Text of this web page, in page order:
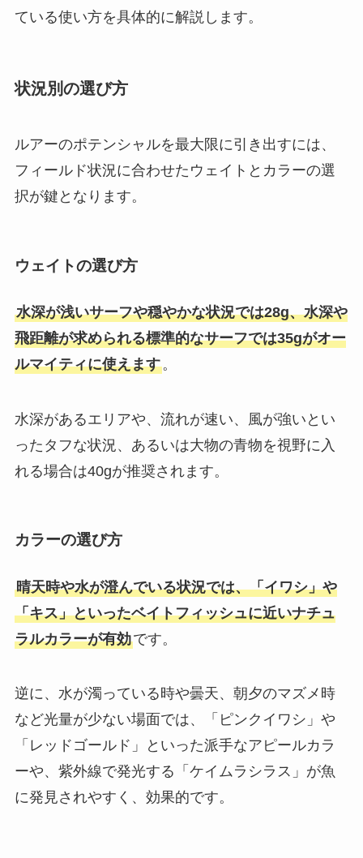
ている使い方を具体的に解説します。
状況別の選び方
ルアーのポテンシャルを最大限に引き出すには、
フィールド状況に合わせたウェイトとカラーの選
択が鍵となります。
ウェイトの選び方
水深が浅いサーフや穏やかな状況では28g、水深や
飛距離が求められる標準的なサーフでは35gがオー
ルマイティに使えます。
水深があるエリアや、流れが速い、風が強いとい
ったタフな状況、あるいは大物の青物を視野に入
れる場合は40gが推奨されます。
カラーの選び方
晴天時や水が澄んでいる状況では、「イワシ」や
「キス」といったベイトフィッシュに近いナチュ
ラルカラーが有効です。
逆に、水が濁っている時や曇天、朝夕のマズメ時
など光量が少ない場面では、「ピンクイワシ」や
「レッドゴールド」といった派手なアピールカラ
ーや、紫外線で発光する「ケイムラシラス」が魚
に発見されやすく、効果的です。